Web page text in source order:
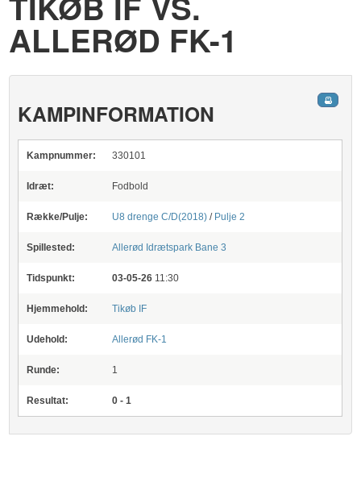
ALLERØD FK-1
KAMPINFORMATION
Kampnummer: 330101
Idræt: Fodbold
Række/Pulje: U8 drenge C/D(2018) / Pulje 2
Spillested: Allerød Idrætspark Bane 3
Tidspunkt: 03-05-26 11:30
Hjemmehold: Tikøb IF
Udehold: Allerød FK-1
Runde: 1
Resultat: 0 - 1